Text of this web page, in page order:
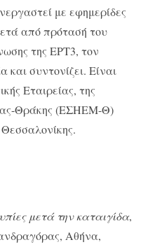
με εφημερίδες
από πρότασή του
της ΕΡΤ3, τον
και συντονίζει. Είναι
Εταιρείας, της
Θράκης (ΕΣΗΕΜ-Θ)
μετά την καταιγίδα,
Αθήνα,